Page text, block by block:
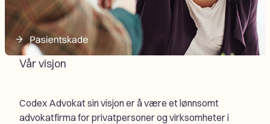
Vår visjon
Codex Advokat sin visjon er å være et lønnsomt
advokatfirma for privatpersoner og virksomheter i